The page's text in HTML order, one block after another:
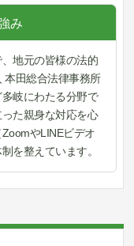
み
地元の皆様の法的
本田総合法律事務所
岐にわたる分野で
た親身な対応を心
やLINEビデオ
を整えています。